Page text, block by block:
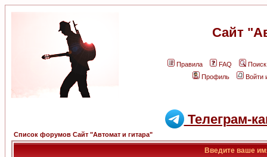
Сайт
Правила FAQ
Поиск
Профиль
Войти
Телеграм-
Список форумов Сайт "Автомат и гитара"
Введите ваше